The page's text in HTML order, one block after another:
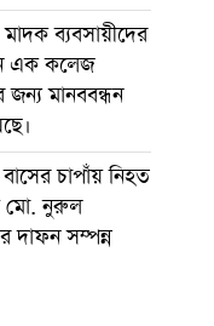
মাদক ব্যবসায়ীদের
এক কলেজ
জন্য মানববন্ধন
বাসের চাপাঁয় নিহত
মো. নুরুল
দাফন সম্পন্ন